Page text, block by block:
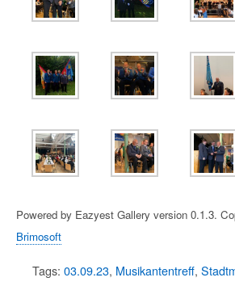
Powered by Eazyest Gallery version 0.1.3.
Brimosoft
Tags: 03.09.23, Musikantentreff,